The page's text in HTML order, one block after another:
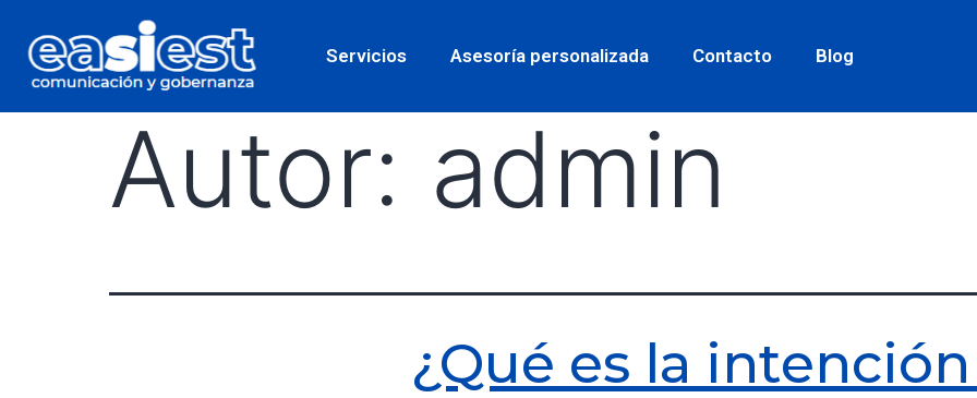
Servicios Asesoría personalizada Contacto Blog
Autor: admin
¿Qué es la